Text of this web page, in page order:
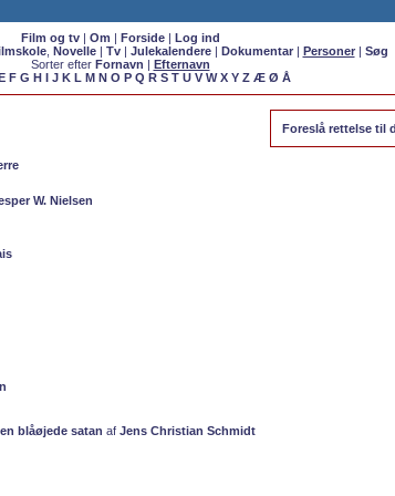
Film og tv| Om | Forside| Log ind
, Novelle| Tv| Julekalendere| Dokumentar| Personer| Søg
Sorter efter Fornavn | Efternavn
F G H I J K L M N O P Q R S T U V WX Y Z Æ Ø Å
Foreslå rettelse til
W. Nielsen
blåøjede satan af Jens Christian Schmidt